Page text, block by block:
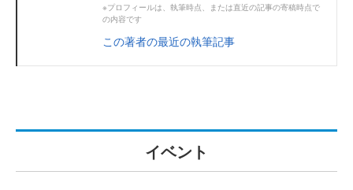
※プロフィールは、執筆時点、または直近の記事の寄稿時点で
の内容です
この著者の最近の執筆記事
イベント